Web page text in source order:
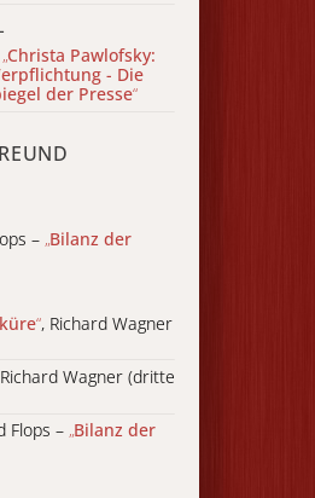
„Christa Pawlofsky:
- Die
der Presse“
– „Bilanz der
“, Richard Wagner
Wagner (dritte
Flops – „Bilanz der